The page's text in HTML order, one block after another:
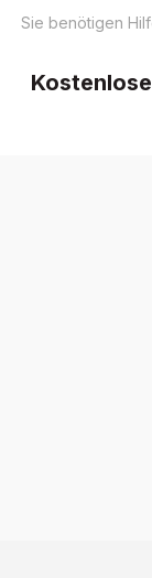
Sie benötigen